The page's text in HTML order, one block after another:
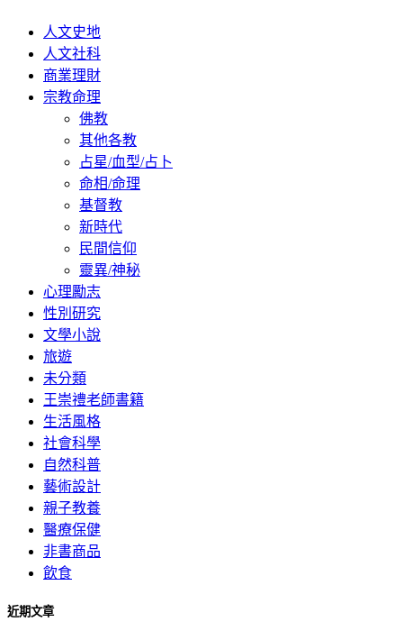
人文史地
人文社科
商業理財
宗教命理
佛教
其他各教
占星/血型/占卜
命相/命理
基督教
新時代
民間信仰
靈異/神秘
心理勵志
性別研究
文學小說
旅遊
未分類
王崇禮老師書籍
生活風格
社會科學
自然科普
藝術設計
親子教養
醫療保健
非書商品
飲食
近期文章